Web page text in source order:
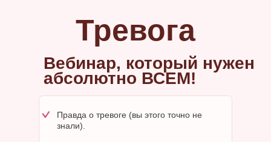
Тревога
Вебинар, который нужен
абсолютно ВСЕМ!
Правда о тревоге (вы этого точно не
знали).